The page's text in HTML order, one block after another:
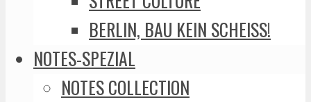
BERLIN, BAU KEIN SCHEISS!
NOTES-SPEZIAL
NOTES COLLECTION